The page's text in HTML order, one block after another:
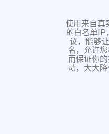
使用来自真
的白名单IP
议，能够
名，允许
而保证你
动，大大